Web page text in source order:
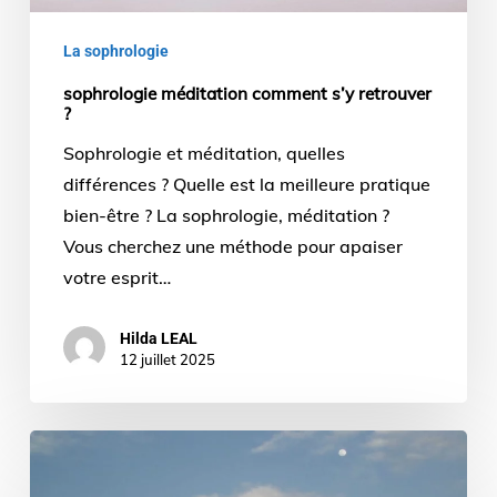
La sophrologie
sophrologie méditation comment s’y retrouver
?
Sophrologie et méditation, quelles
différences ? Quelle est la meilleure pratique
bien-être ? La sophrologie, méditation ?
Vous cherchez une méthode pour apaiser
votre esprit…
Hilda LEAL
12 juillet 2025